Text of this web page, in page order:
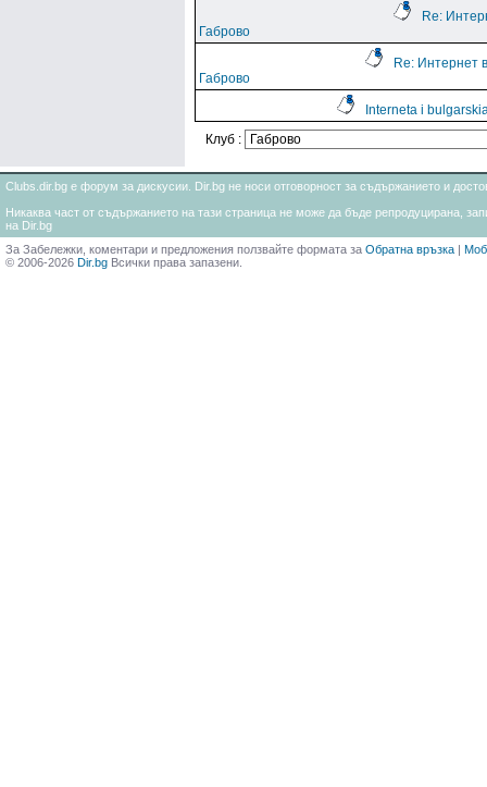
Re:
Габрово
Re: Интернет в
Габрово
Interneta i
Клуб :
Clubs.dir.bg е форум за дискусии. Dir.bg не носи отговорност за съдържанието и
Никаква част от съдържанието на тази страница не може да бъде репродуцирана,
на Dir.bg
За Забележки, коментари и предложения ползвайте формата за Обратна връзка |
© 2006-2026 Dir.bg Всички права запазени.